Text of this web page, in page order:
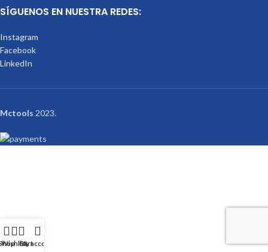
SÍGUENOS EN NUESTRA REDES:
Instagram
Facebook
LinkedIn
Mctools 2023.
Wishlist
Cart
My account